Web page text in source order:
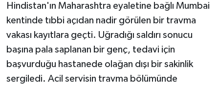
Hindistan'ın Maharashtra eyaletine bağlı Mumbai
kentinde tıbbi açıdan nadir görülen bir travma
vakası kayıtlara geçti. Uğradığı saldırı sonucu
başına pala saplanan bir genç, tedavi için
başvurduğu hastanede olağan dışı bir sakinlik
sergiledi. Acil servisin travma bölümünde